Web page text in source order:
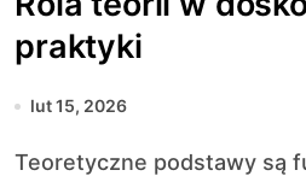
praktyki
lut 15, 2026
Teoretyczne podstawy są fundamentem